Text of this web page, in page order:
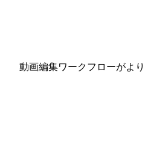
動画編集ワークフローがよ